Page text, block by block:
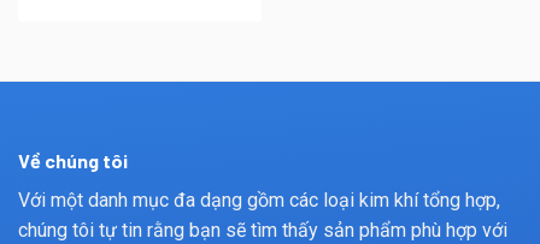
Về chúng tôi
Với một danh mục đa dạng gồm các loại kim khí tổng hợp,
chúng tôi tự tin rằng bạn sẽ tìm thấy sản phẩm phù hợp với